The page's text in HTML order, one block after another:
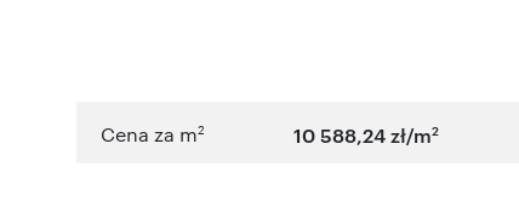
Cena za m2 10 588,24 zł/m2